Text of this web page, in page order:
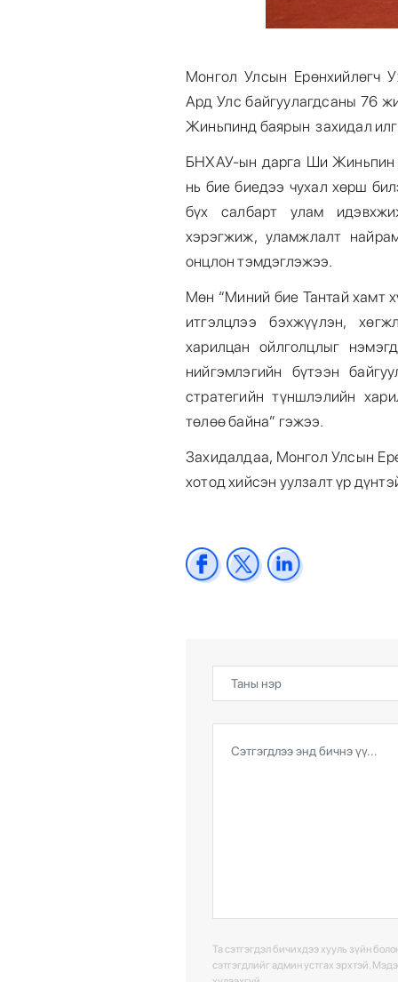
Монгол Улсын Ерөнхийлөгч
Ард Улс байгуулагдсаны 76
Жиньпинд баярын захидал
БНХАУ-ын дарга Ши Жиньпин
нь бие биедээ чухал хөрш
бүх салбарт улам
хэрэгжиж, уламжлалт
онцлон тэмдэглэжээ.
Мөн “Миний бие Тантай хамт
итгэлцлээ бэхжүүлэн,
харилцан ойлголцлыг
нийгэмлэгийн бүтээн
стратегийн түншлэлийн
төлөө байна” гэжээ.
Захидалдаа, Монгол Улсын
хотод хийсэн уулзалт үр
Та сэтгэгдэл бичихдээ хууль зүйн
сэтгэгдлийг админ устгах эрхтэй.